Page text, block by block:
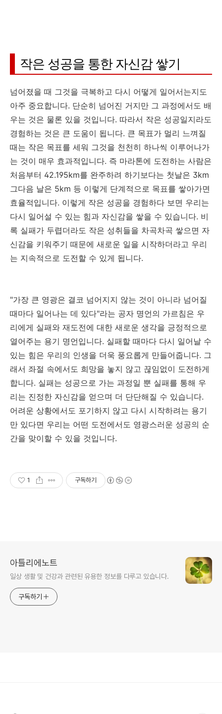
작은 성공을 통한 자신감 쌓기
넘어졌을 때 그것을 극복하고 다시 어떻게 일어서는지도
아주 중요합니다. 단순히 넘어진 거지만 그 과정에서도 배
우는 것은 물론 있을 것입니다. 따라서 작은 성공일지라도
경험하는 것은 큰 도움이 됩니다. 큰 목표가 멀리 느껴질
때는 작은 목표를 세워 그것을 천천히 하나씩 이루어나가
는 것이 매우 효과적입니다. 즉 마라톤에 도전하는 사람은
처음부터 42.195km를 완주하려 하기보다는 첫날은 3km
그다음 날은 5km 등 이렇게 단계적으로 목표를 쌓아가면
효율적입니다. 이렇게 작은 성공을 경험하다 보면 우리는
다시 일어설 수 있는 힘과 자신감을 쌓을 수 있습니다. 비
록 실패가 두렵더라도 작은 성취들을 차곡차곡 쌓으면 자
신감을 키워주기 때문에 새로운 일을 시작하더라고 우리
는 지속적으로 도전할 수 있게 됩니다.
"가장 큰 영광은 결코 넘어지지 않는 것이 아니라 넘어질
때마다 일어나는 데 있다"라는 공자 명언의 가르침은 우
리에게 실패와 재도전에 대한 새로운 생각을 긍정적으로
열어주는 용기 명언입니다. 실패할 때마다 다시 일어날 수
있는 힘은 우리의 인생을 더욱 풍요롭게 만들어줍니다. 그
래서 좌절 속에서도 희망을 놓지 않고 끊임없이 도전하게
합니다. 실패는 성공으로 가는 과정일 뿐 실패를 통해 우
리는 진정한 자신감을 얻으며 더 단단해질 수 있습니다.
어려운 상황에서도 포기하지 않고 다시 시작하려는 용기
만 있다면 우리는 어떤 도전에서도 영광스러운 성공의 순
간을 맞이할 수 있을 것입니다.
1 구독하기
아틀리에노트
일상 생활 및 건강과 관련된 유용한 정보를 다루고 있습니다.
구독하기